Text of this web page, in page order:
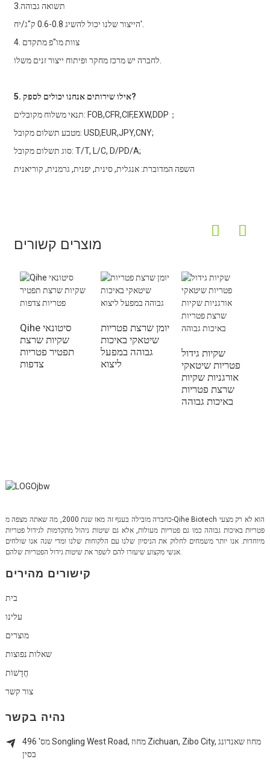
3.תשואה גבוהה
הייצור שלנו יכול להשיג 0.6-0.8 ק"ג/יח'.
4. צוות מו"פ מתקדם
5. אילו שירותים אנחנו יכולים לספק?
תנאי משלוח מקובלים: FOB,CFR,CIF,EXW,DDP；
מטבע תשלום מקובל: USD,EUR,JPY,CNY;
סוג תשלום מקובל: T/T, L/C, D/PD/A;
השפה המדוברת: אנגלית, סינית, יפנית, גרמנית, קוריאנית
מוצרים קשורים
Qihe סיטונאי
שקיות שרצת
תפטיר פטריות
צדפות
יומן שרצת פטריות
שיטאקי באיכות
גבוהה במפעל
ליצוא
שקיות גידול
פטריות שיטאקי
אורגניות שקיות
שרצת פטריות
באיכות גבוהה
כחברה מובילה בענף זה מאז שנת 2000, מה שאתה מצפה מ-Qihe Biotech הוא לא רק מצעי
פטריות באיכות גבוהה כמו גם פטריות מעולות, אלא גם שיטות ניהול מתקדמות לגידול פטריות
מיוחדות. אנו יותר משמחים לחלוק את הניסיון שלנו עם הלקוחות שלנו ומדי שנה אנו שולחים
אנשי מקצוע שיעזרו להם לשפר את שיטות גידול הפטריות שלהם.
קישורים מהירים
בית
עלינו
מוצרים
שאלות נפוצות
חֲדָשׁוֹת
צור קשר
נהיה בקשר
מס' 496 Songling West Road, מחוז Zichuan, Zibo City, מחוז שאנדונג
בסין